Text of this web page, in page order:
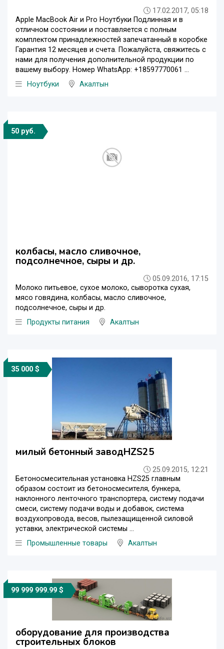
17.02.2017, 05:18
Apple MacBook Air и Pro Ноутбуки Подлинная и в
отличном состоянии и поставляется с полным
комплектом принадлежностей запечатанный в коробке
Гарантия 12 месяцев и счета. Пожалуйста, свяжитесь с
нами для получения дополнительной продукции по
вашему выбору. Номер WhatsApp: +18597770061 ...
Ноутбуки
Акалтын
50 руб.
колбасы, масло сливочное,
подсолнечное, сыры и др.
05.09.2016, 17:15
Молоко питьевое, сухое молоко, сыворотка сухая,
мясо говядина, колбасы, масло сливочное,
подсолнечное, сыры и др.
Продукты питания
Акалтын
35 000 $
милый бетонный заводHZS25
25.09.2015, 12:21
Бетоносмесительная установка HZS25 главным
образом состоит из бетоносмесителя, бункера,
наклонного ленточного транспортера, систему подачи
смеси, систему подачи воды и добавок, система
воздухопровода, весов, пылезащищенной силовой
уставки, электрической системы ...
Промышленные товары
Акалтын
99 999 999.99 $
оборудование для производства
строительных блоков